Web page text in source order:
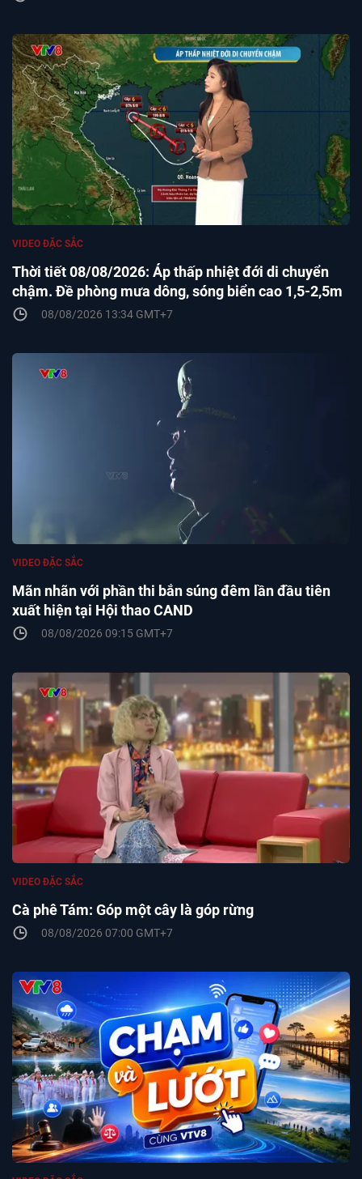
Thời tiết 08/08/2026: Áp thấp nhiệt đới di chuyển
chậm. Đề phòng mưa dông, sóng biển cao 1,5-2,5m
VIDEO ĐẶC SẮC
08/08/2026 13:34 GMT+7
Mãn nhãn với phần thi bắn súng đêm lần đầu tiên
xuất hiện tại Hội thao CAND
VIDEO ĐẶC SẮC
08/08/2026 09:15 GMT+7
Cà phê Tám: Góp một cây là góp rừng
VIDEO ĐẶC SẮC
08/08/2026 07:00 GMT+7